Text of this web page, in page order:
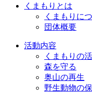
くまもりとは
くまもりに
団体概要
活動内容
くまもりの
森を守る
奥山の再生
野生動物の